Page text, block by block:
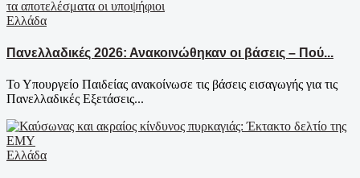
Ελλάδα
Πανελλαδικές 2026: Ανακοινώθηκαν οι βάσεις – Πού...
Το Υπουργείο Παιδείας ανακοίνωσε τις βάσεις εισαγωγής για τις
Πανελλαδικές Εξετάσεις...
Ελλάδα